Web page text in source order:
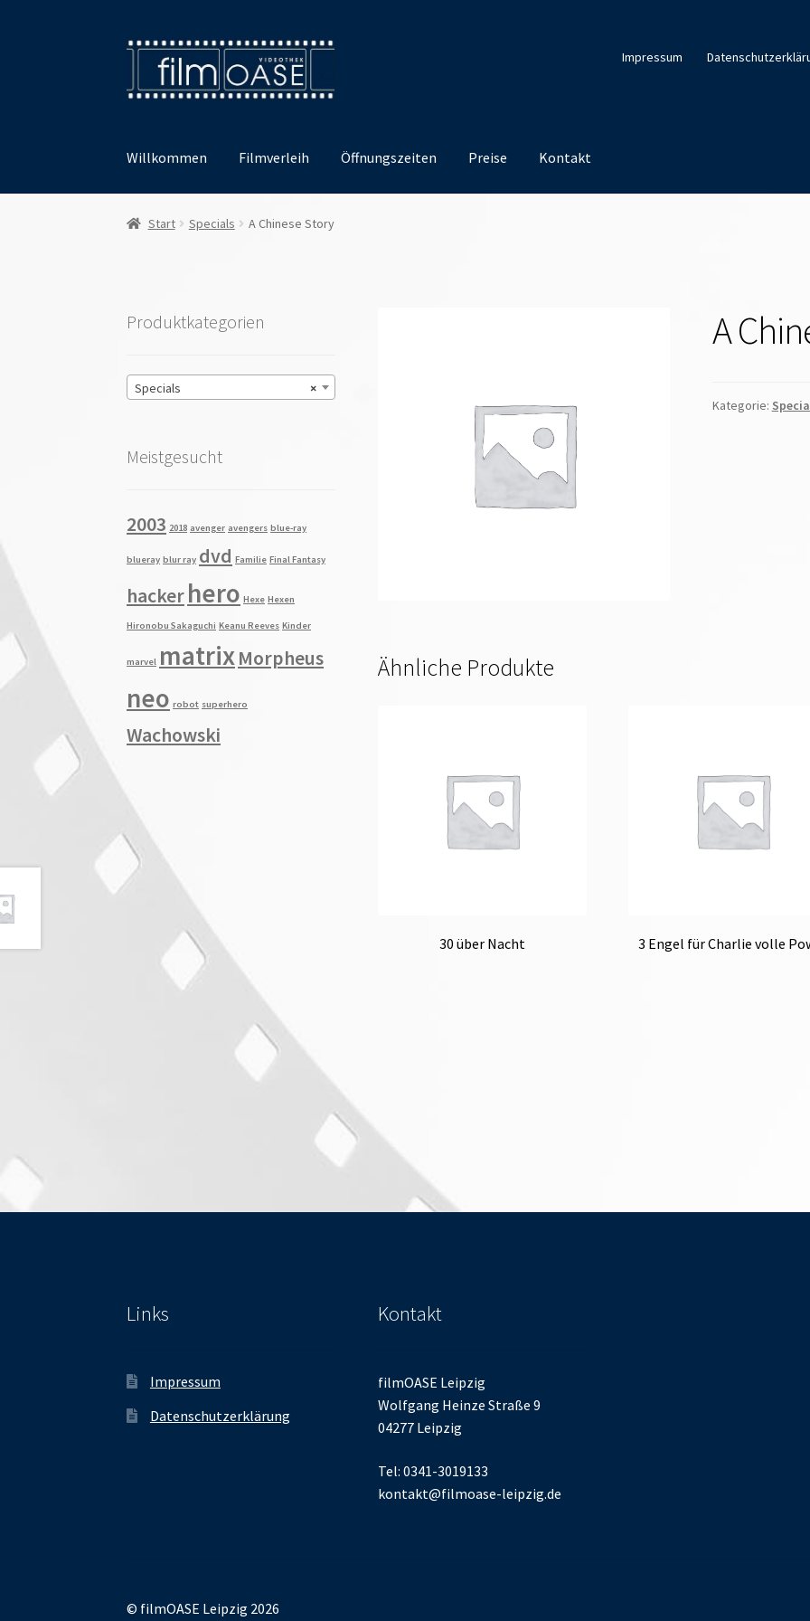
Zur
Navigation
springen
Zum
Inhalt
springen
Impressum
Willkommen Filmverleih Öffnungszeiten Preise Kontakt
Start Specials A Chinese Story
A
Kategorie:
Ähnliche Produkte
30 über Nacht 3 Engel für Charlie volle
Produktkategorien
×
Specials
Meistgesucht
2003 2018 avenger avengers blue-ray
blueray blur ray dvd Familie Final Fantasy
hackerhero Hexe Hexen
Hironobu Sakaguchi Keanu Reeves Kinder
marvel matrixMorpheus
neo robot superhero
Wachowski
Links
Impressum
Datenschutzerklärung
Kontakt
filmOASE Leipzig
Wolfgang Heinze Straße 9
04277 Leipzig
Tel: 0341-3019133
kontakt@filmoase-leipzig.de
© filmOASE Leipzig 2026